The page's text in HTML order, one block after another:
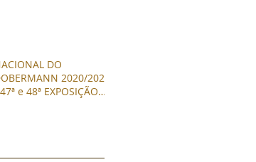
DO
2020/2021
e 48ª EXPOSIÇÃO